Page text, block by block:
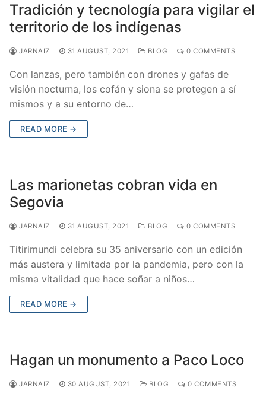
Tradición y tecnología para vigilar el
territorio de los indígenas
JARNAIZ 31 AUGUST, 2021 BLOG 0 COMMENTS
Con lanzas, pero también con drones y gafas de
visión nocturna, los cofán y siona se protegen a sí
mismos y a su entorno de…
READ MORE →
Las marionetas cobran vida en
Segovia
JARNAIZ 31 AUGUST, 2021 BLOG 0 COMMENTS
Titirimundi celebra su 35 aniversario con un edición
más austera y limitada por la pandemia, pero con la
misma vitalidad que hace soñar a niños…
READ MORE →
Hagan un monumento a Paco Loco
JARNAIZ 30 AUGUST, 2021 BLOG 0 COMMENTS